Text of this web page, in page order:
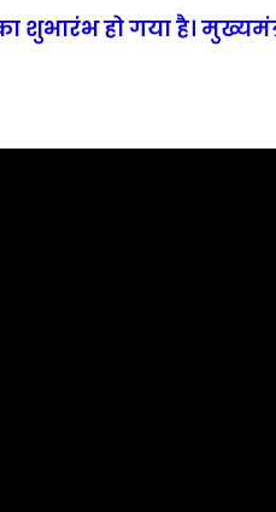
शुभारंभ हो गया है।